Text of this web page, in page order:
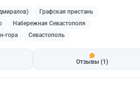
Графская пристань
Набережная Севастополя
гора Севастополь
Отзывы(1)